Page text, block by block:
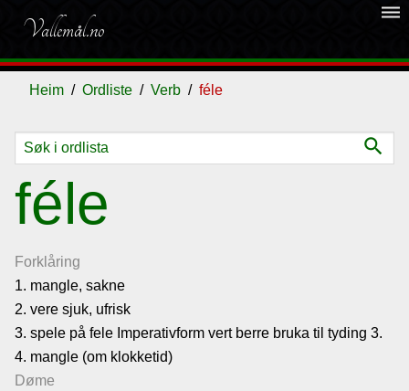
Vallemål.no
dehaze
Heim Ordliste Verb féle
search
féle
Forklåring
1. mangle, sakne
2. vere sjuk, ufrisk
3. spele på fele Imperativform vert berre bruka til tyding 3.
4. mangle (om klokketid)
Døme
Ordliste
Om
vallemålet
Gjestebok
Nyhende